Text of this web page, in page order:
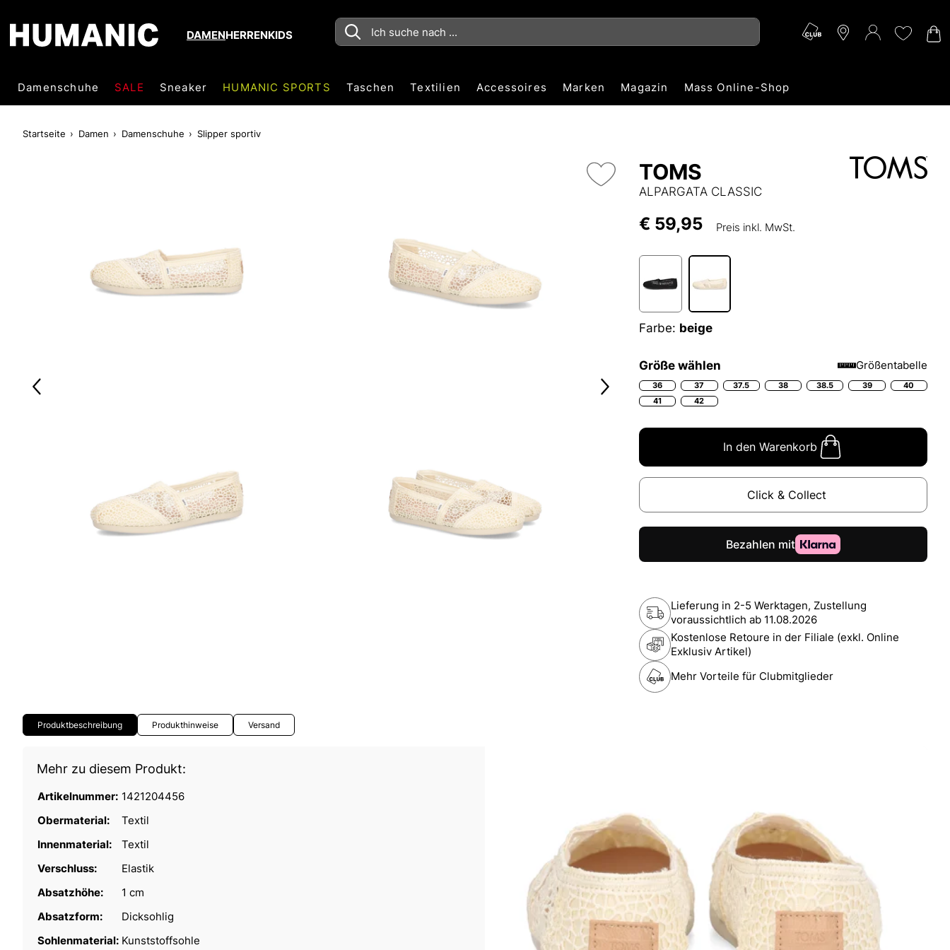
DAMENHERRENKIDS
Damenschuhe SALE Sneaker HUMANIC SPORTS Taschen Textilien Accessoires Marken Magazin Mass Online-Shop
Startseite Damen Damenschuhe Slipper sportiv
TOMS
ALPARGATA CLASSIC
€ 59,95 Preis inkl. MwSt.
Farbe: beige
Größe wählen Größentabelle
36 37 37.5 38 38.5 39
40
41
42
In den Warenkorb
Click & Collect
Lieferung in 2-5 Werktagen, Zustellung
voraussichtlich ab 11.08.2026
Kostenlose Retoure in der Filiale (exkl. Online
Exklusiv Artikel)
Mehr Vorteile für Clubmitglieder
Produktbeschreibung Produkthinweise Versand
Mehr zu diesem Produkt:
Artikelnummer: 1421204456
Obermaterial:
Textil
Innenmaterial:
Textil
Verschluss:
Elastik
Absatzhöhe:
1 cm
Absatzform:
Dicksohlig
Sohlenmaterial: Kunststoffsohle